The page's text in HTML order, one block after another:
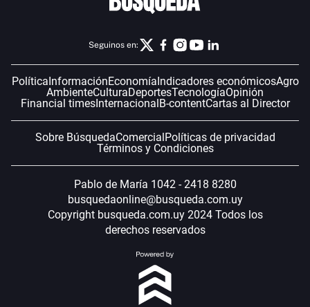
Seguinos en:
Política InformaciónEconomía Indicadores económicosAgro
AmbienteCulturaDeportesTecnologíaOpinión
Financial timesInternacional B-contentCartas al Director
Sobre BúsquedaComercial Políticas de privacidad
Términos y Condiciones
Pablo de María 1042 - 2418 8280
busquedaonline@busqueda.com.uy
Copyright busqueda.com.uy 2024 Todos los
derechos reservados